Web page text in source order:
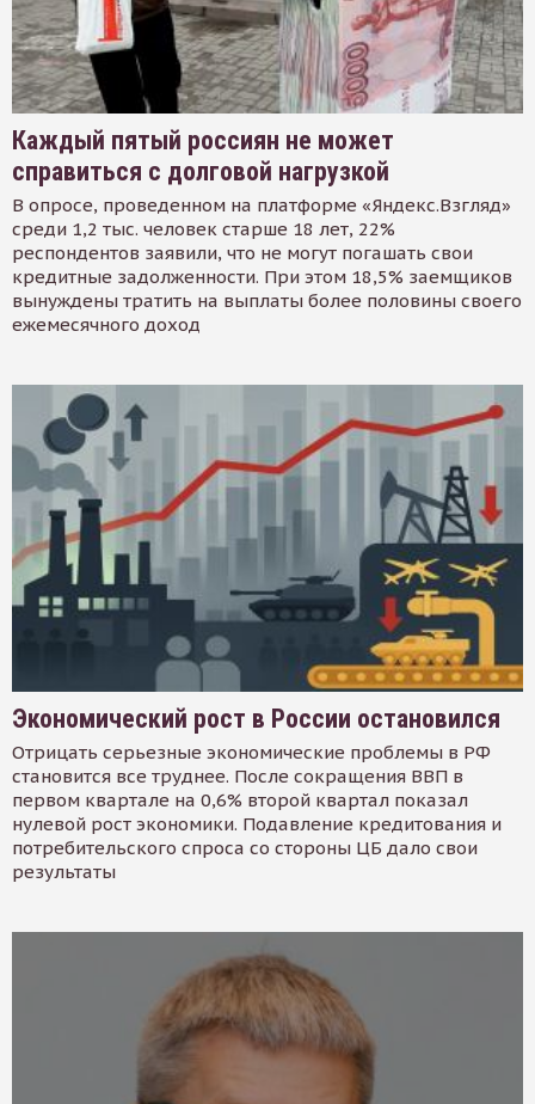
Каждый пятый россиян не может
справиться с долговой нагрузкой
В опросе, проведенном на платформе «Яндекс.Взгляд»
среди 1,2 тыс. человек старше 18 лет, 22%
респондентов заявили, что не могут погашать свои
кредитные задолженности. При этом 18,5% заемщиков
вынуждены тратить на выплаты более половины своего
ежемесячного доход
Экономический рост в России остановился
Отрицать серьезные экономические проблемы в РФ
становится все труднее. После сокращения ВВП в
первом квартале на 0,6% второй квартал показал
нулевой рост экономики. Подавление кредитования и
потребительского спроса со стороны ЦБ дало свои
результаты